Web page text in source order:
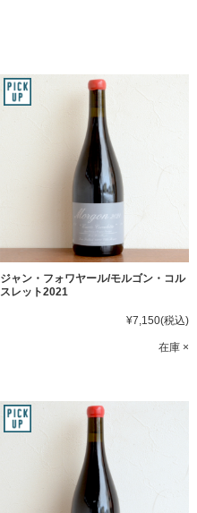
ジャン・フォワヤール/モルゴン・コル
スレット2021
¥7,150(税込)
在庫 ×